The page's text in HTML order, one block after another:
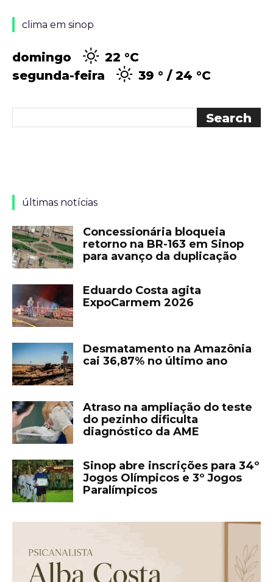
clima em sinop
domingo 22 °C
segunda-feira
39 ° 24 °C
últimas notícias
Concessionária bloqueia
retorno na BR-163 em Sinop
para avanço da duplicação
Eduardo Costa agita
ExpoCarmem 2026
Desmatamento na Amazônia
cai 36,87% no último ano
Atraso na ampliação do teste
do pezinho dificulta
diagnóstico da AME
Sinop abre inscrições para 34º
Jogos Olímpicos e 3º Jogos
Paralímpicos